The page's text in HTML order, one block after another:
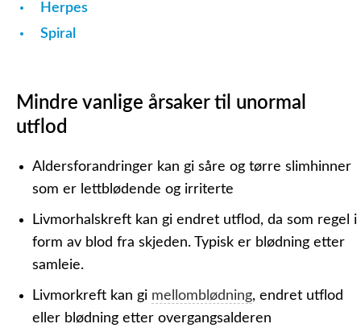
Herpes
Spiral
Mindre vanlige årsaker til unormal
utflod
Aldersforandringer kan gi såre og tørre slimhinner
som er lettblødende og irriterte
Livmorhalskreft kan gi endret utflod, da som regel i
form av blod fra skjeden. Typisk er blødning etter
samleie.
Livmorkreft kan gi mellomblødning, endret utflod
eller blødning etter overgangsalderen